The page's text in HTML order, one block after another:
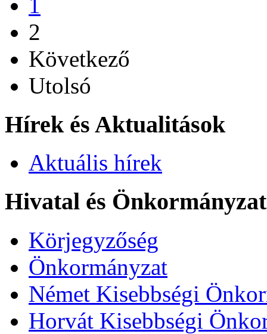
2
Következő
Utolsó
Hírek és Aktualitások
Aktuális hírek
Hivatal és
Körjegyzőség
Önkormányzat
Német Kisebbségi
Horvát Kisebbségi